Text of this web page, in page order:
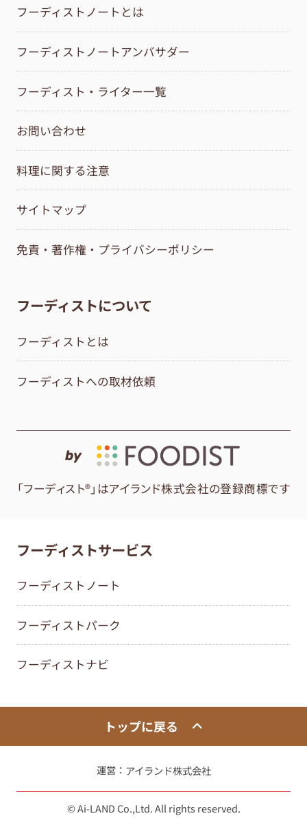
フーディストノートとは
フーディストノートアンバサダー
フーディスト・ライター一覧
お問い合わせ
料理に関する注意
サイトマップ
免責・著作権・プライバシーポリシー
フーディストについて
フーディストとは
フーディストへの取材依頼
by
「フーディスト®」はアイランド株式会社の登録商標です
フーディストサービス
フーディストノート
フーディストパーク
フーディストナビ
トップに戻る
運営： アイランド株式会社
© Ai-LAND Co.,Ltd. All rights reserved.